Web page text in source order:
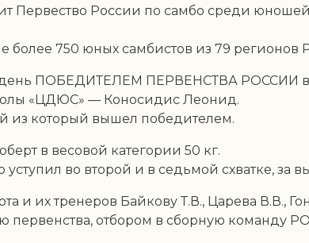
Первество России по самбо среди юношей
более 750 юных самбистов из 79 регионов
ПОБЕДИТЕЛЕМ ПЕРВЕНСТВА РОССИИ в
«ЦДЮС» — Коносидис Леонид.
из который вышел победителем.
в весовой категории 50 кг.
уступил во второй и в седьмой схватке, за
и их тренеров Байкову Т.В., Царева В.В.,
первенства, отбором в сборную команду